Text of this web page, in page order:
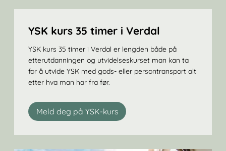
YSK kurs 35 timer i Verdal
YSK kurs 35 timer i Verdal er lengden både på
etterutdanningen og utvidelseskurset man kan ta
for å utvide YSK med gods- eller persontransport alt
etter hva man har fra før.
Meld deg på YSK-kurs